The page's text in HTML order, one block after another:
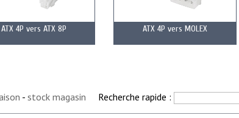
ATX 4P vers ATX 8P ATX 4P vers MOLEX
- stock magasin Recherche rapide :